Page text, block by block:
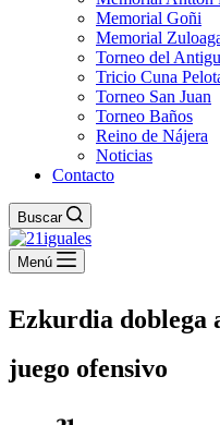
Memorial Goñi
Memorial
Torneo del
Tricio Cuna
Torneo San Juan
Torneo Baños
Reino de Nájera
Noticias
Contacto
Buscar
Menú
Ezkurdia doblega
juego ofensivo